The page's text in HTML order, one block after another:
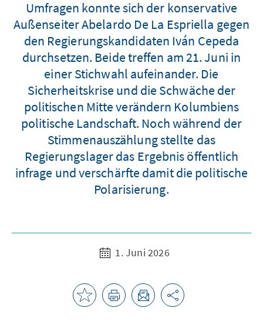
Umfragen konnte sich der konservative
Außenseiter Abelardo De La Espriella gegen
den Regierungskandidaten Iván Cepeda
durchsetzen. Beide treffen am 21. Juni in
einer Stichwahl aufeinander. Die
Sicherheitskrise und die Schwäche der
politischen Mitte verändern Kolumbiens
politische Landschaft. Noch während der
Stimmenauszählung stellte das
Regierungslager das Ergebnis öffentlich
infrage und verschärfte damit die politische
Polarisierung.
1. Juni 2026